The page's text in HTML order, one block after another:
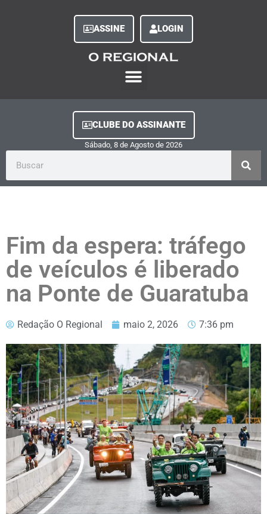
ASSINE LOGIN
CLUBE DO ASSINANTE
Sábado, 8 de Agosto de 2026
Fim da espera: tráfego
de veículos é liberado
na Ponte de Guaratuba
Redação O Regional maio 2, 2026 7:36 pm